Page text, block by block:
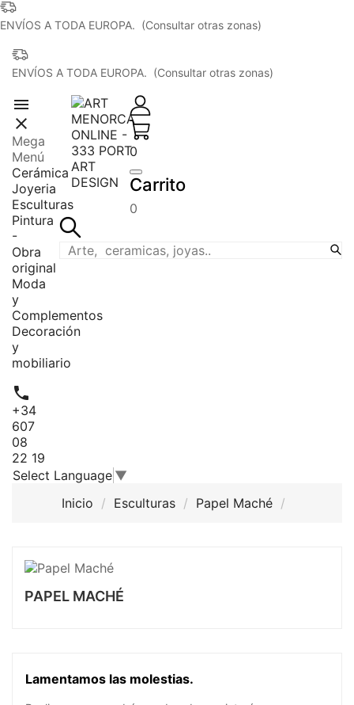
ENVÍOS A TODA EUROPA. (Consultar otras zonas)
ENVÍOS A TODA EUROPA. (Consultar otras zonas)


Mega
Menú
Cerámica
Joyeria
Esculturas
Pintura
-
Obra
original
Moda
y
Complementos
Decoración
y
mobiliario

+34
607
08
22 19
Select Language ▼
0
Carrito
0
Inicio Esculturas Papel Maché
PAPEL MACHÉ
Lamentamos las molestias.